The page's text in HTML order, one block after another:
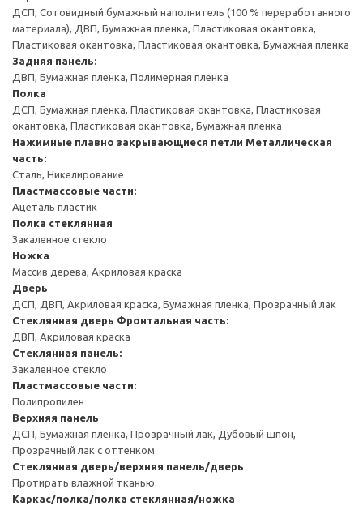
ДСП, Сотовидный бумажный наполнитель (100 % переработанного
материала), ДВП, Бумажная пленка, Пластиковая окантовка,
Пластиковая окантовка, Пластиковая окантовка, Бумажная пленка
Задняя панель:
ДВП, Бумажная пленка, Полимерная пленка
Полка
ДСП, Бумажная пленка, Пластиковая окантовка, Пластиковая
окантовка, Пластиковая окантовка, Бумажная пленка
Нажимные плавно закрывающиеся петли Металлическая
часть:
Сталь, Никелирование
Пластмассовые части:
Ацеталь пластик
Полка стеклянная
Закаленное стекло
Ножка
Массив дерева, Акриловая краска
Дверь
ДСП, ДВП, Акриловая краска, Бумажная пленка, Прозрачный лак
Стеклянная дверь Фронтальная часть:
ДВП, Акриловая краска
Стеклянная панель:
Закаленное стекло
Пластмассовые части:
Полипропилен
Верхняя панель
ДСП, Бумажная пленка, Прозрачный лак, Дубовый шпон,
Прозрачный лак с оттенком
Стеклянная дверь/верхняя панель/дверь
Протирать влажной тканью.
Каркас/полка/полка стеклянная/ножка